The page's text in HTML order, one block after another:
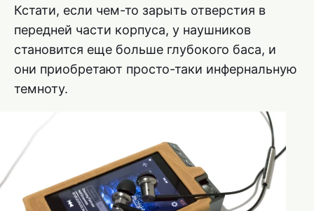
Кстати, если чем-то зарыть отверстия в
передней части корпуса, у наушников
становится еще больше глубокого баса, и
они приобретают просто-таки инфернальную
темноту.